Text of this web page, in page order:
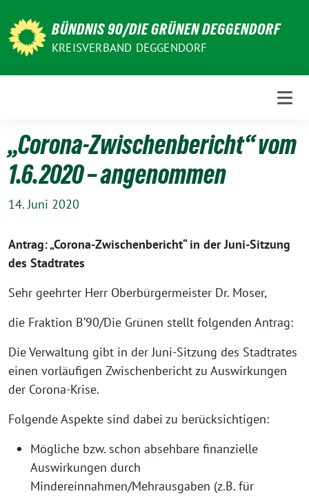
zum
Inhalt
BÜNDNIS 90/DIE GRÜNEN DEGGENDORF
KREISVERBAND DEGGENDORF
„Corona-Zwischenbericht“ vom
1.6.2020 – angenommen
14. Juni 2020
Antrag: „Corona-Zwischenbericht“ in der Juni-Sitzung
des Stadtrates
Sehr geehrter Herr Oberbürgermeister Dr. Moser,
die Fraktion B’90/Die Grünen stellt folgenden Antrag:
Die Verwaltung gibt in der Juni-Sitzung des Stadtrates
einen vorläufigen Zwischenbericht zu Auswirkungen
der Corona-Krise.
Folgende Aspekte sind dabei zu berücksichtigen:
Mögliche bzw. schon absehbare finanzielle
Auswirkungen durch
Mindereinnahmen/Mehrausgaben (z.B. für